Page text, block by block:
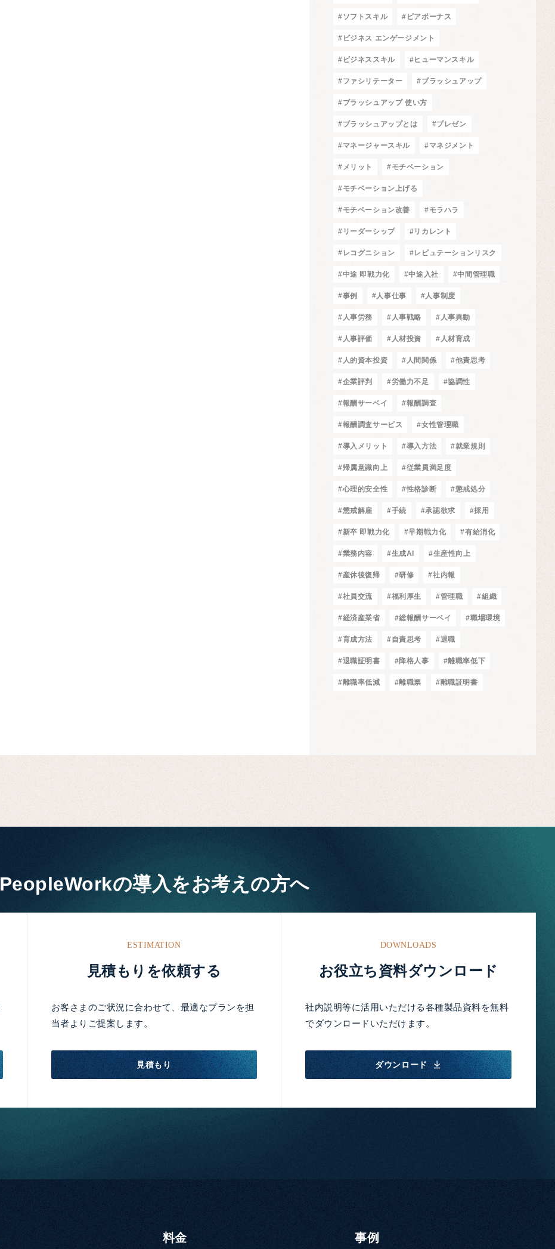
#ソフトスキル #ピアボーナス
#ビジネス エンゲージメント
#ビジネススキル #ヒューマンスキル
#ファシリテーター #ブラッシュアップ
#ブラッシュアップ 使い方
#ブラッシュアップとは #プレゼン
#マネージャースキル #マネジメント
#メリット #モチベーション
#モチベーション上げる
#モチベーション改善 #モラハラ
#リーダーシップ #リカレント
#レコグニション #レピュテーションリスク
#中途 即戦力化 #中途入社 #中間管理職
#事例 #人事仕事 #人事制度
#人事労務 #人事戦略 #人事異動
#人事評価 #人材投資 #人材育成
#人的資本投資 #人間関係 #他責思考
#企業評判 #労働力不足 #協調性
#報酬サーベイ #報酬調査
#報酬調査サービス #女性管理職
#導入メリット #導入方法 #就業規則
#帰属意識向上 #従業員満足度
#心理的安全性 #性格診断 #懲戒処分
#懲戒解雇 #手続 #承認欲求 #採用
#新卒 即戦力化 #早期戦力化 #有給消化
#業務内容 #生成AI #生産性向上
#産休後復帰 #研修 #社内報
#社員交流 #福利厚生 #管理職 #組織
#経済産業省 #総報酬サーベイ #職場環境
#育成方法 #自責思考 #退職
#退職証明書 #降格人事 #離職率低下
#離職率低減 #離職票 #離職証明書
PeopleWorkの導入をお考えの方へ
ESTIMATION
見積もりを依頼する
お客さまのご状況に合わせて、最適なプランを担
当者よりご提案します。
見積もり
DOWNLOADS
お役立ち資料ダウンロード
社内説明等に活用いただける各種製品資料を無料
でダウンロードいただけます。
ダウンロード
料金 事例